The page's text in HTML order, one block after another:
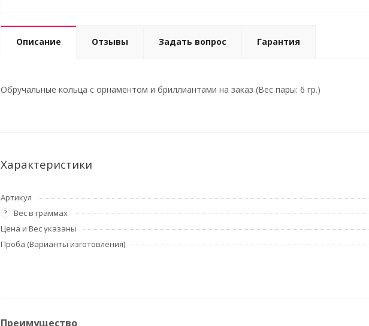
Описание Отзывы Задать вопрос Гарантия
Обручальные кольца с орнаментом и бриллиантами на заказ (Вес пары: 6 гр.)
Характеристики
Артикул
? Вес в граммах
Цена и Вес указаны
Проба (Варианты изготовления)
Преимущество